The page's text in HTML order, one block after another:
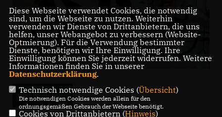
Wahlkreisbüro
Diese Webseite verwendet Cookies, die notwendig
sind, um die Webseite zu nutzen. Weiterhin
verwenden wir Dienste von Drittanbietern, die uns
helfen, unser Webangebot zu verbessern (Website-
Optmierung). Für die Verwendung bestimmter
Dienste, benötigen wir Ihre Einwilligung. Ihre
Einwilligung können Sie jederzeit widerrufen. Weitere
Informationen finden Sie in unserer
Datenschutzerklärung.
Technisch notwendige Cookies (Übersicht)
Die notwendigen Cookies werden allein für den
ordnungsgemäßen Gebrauch der Webseite benötigt.
Cookies von Drittanbietern (Hinweis)